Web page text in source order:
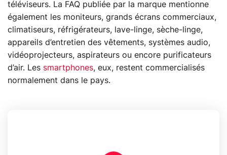
téléviseurs. La FAQ publiée par la marque mentionne
également les moniteurs, grands écrans commerciaux,
climatiseurs, réfrigérateurs, lave-linge, sèche-linge,
appareils d’entretien des vêtements, systèmes audio,
vidéoprojecteurs, aspirateurs ou encore purificateurs
d’air. Les smartphones, eux, restent commercialisés
normalement dans le pays.